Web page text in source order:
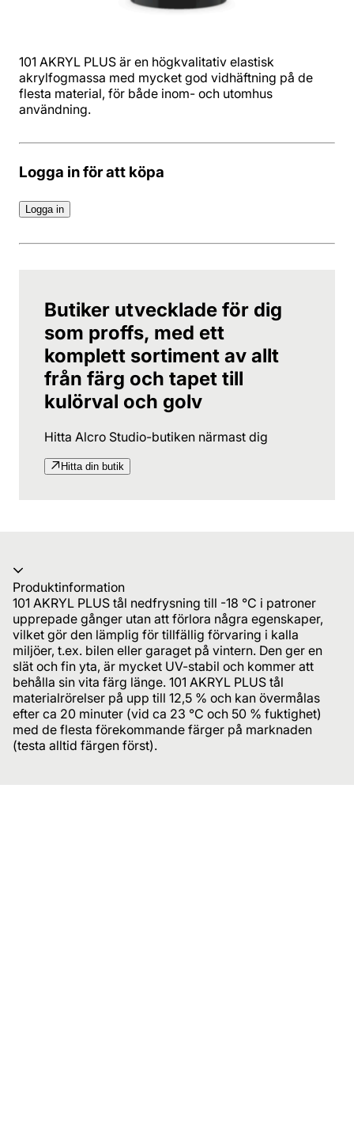
101 AKRYL PLUS är en högkvalitativ elastisk
akrylfogmassa med mycket god vidhäftning på de
flesta material, för både inom- och utomhus
användning.
Logga in för att köpa
Logga in
Butiker utvecklade för dig
som proffs, med ett
komplett sortiment av allt
från färg och tapet till
kulörval och golv
Hitta Alcro Studio-butiken närmast dig
Hitta din butik
Produktinformation
101 AKRYL PLUS tål nedfrysning till -18 °C i patroner
upprepade gånger utan att förlora några egenskaper,
vilket gör den lämplig för tillfällig förvaring i kalla
miljöer, t.ex. bilen eller garaget på vintern. Den ger en
slät och fin yta, är mycket UV-stabil och kommer att
behålla sin vita färg länge. 101 AKRYL PLUS tål
materialrörelser på upp till 12,5 % och kan övermålas
efter ca 20 minuter (vid ca 23 °C och 50 % fuktighet)
med de flesta förekommande färger på marknaden
(testa alltid färgen först).